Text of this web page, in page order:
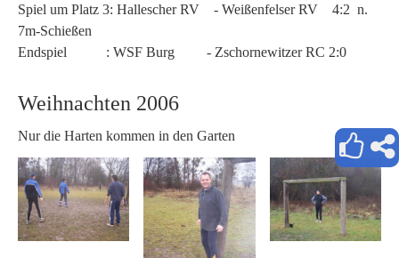
Spiel um Platz 3: Hallescher RV - Weißenfelser RV 4:2 n.
7m-Schießen
Endspiel : WSF Burg - Zschornewitzer RC 2:0
Weihnachten 2006
Nur die Harten kommen in den Garten